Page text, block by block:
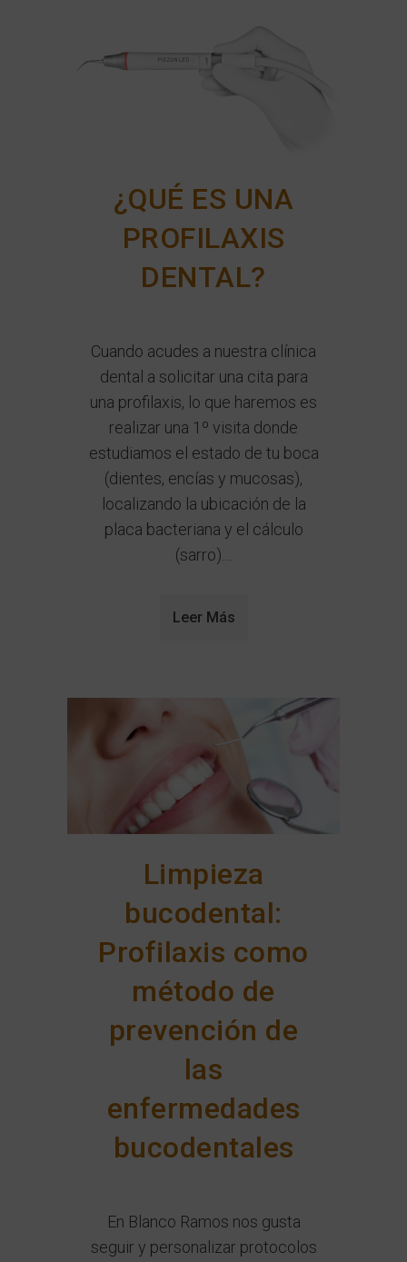
¿QUÉ ES UNA
PROFILAXIS
DENTAL?
Cuando acudes a nuestra clínica
dental a solicitar una cita para
una profilaxis, lo que haremos es
realizar una 1º visita donde
estudiamos el estado de tu boca
(dientes, encías y mucosas),
localizando la ubicación de la
placa bacteriana y el cálculo
(sarro)....
Leer Más
Limpieza
bucodental:
Profilaxis como
método de
prevención de
las
enfermedades
bucodentales
En Blanco Ramos nos gusta
seguir y personalizar protocolos